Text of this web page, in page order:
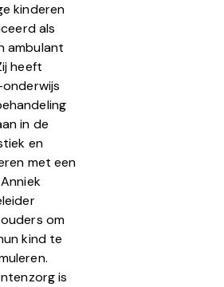
kinderen
als
ambulant
heeft
in de
en
met een
om
kind te
is